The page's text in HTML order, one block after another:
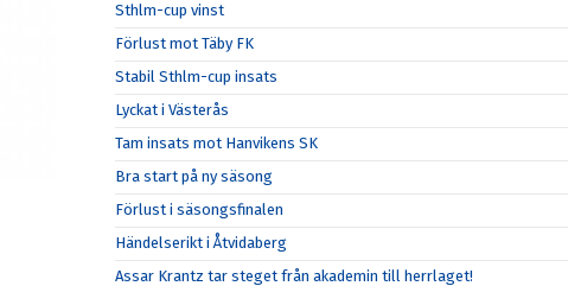
Sthlm-cup vinst
Förlust mot Täby FK
Stabil Sthlm-cup insats
Lyckat i Västerås
Tam insats mot Hanvikens SK
Bra start på ny säsong
Förlust i säsongsfinalen
Händelserikt i Åtvidaberg
Assar Krantz tar steget från akademin till herrlaget!